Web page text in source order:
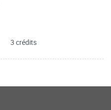
3 crédits